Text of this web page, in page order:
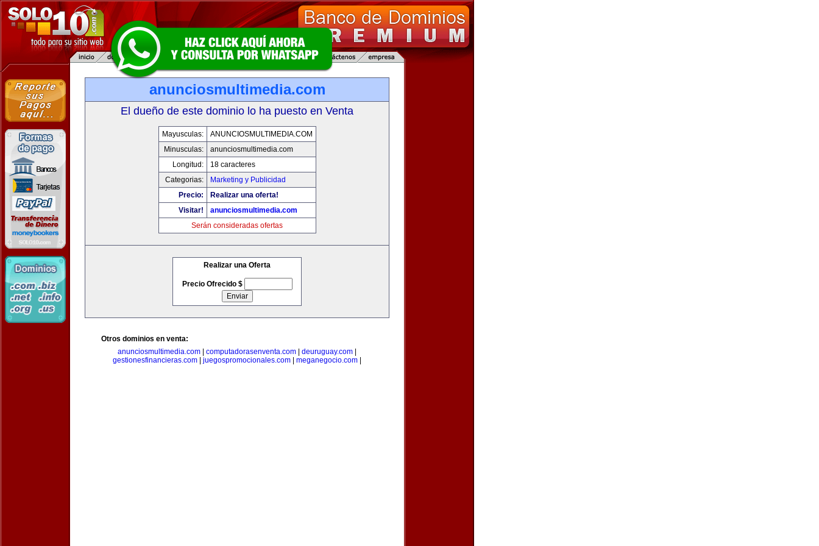
anunciosmultimedia.com
El dueño de este dominio lo ha puesto en Venta
Mayusculas:
ANUNCIOSMULTIMEDIA.COM
Minusculas:
anunciosmultimedia.com
Longitud:
18 caracteres
Categorias:
Marketing y Publicidad
Precio:
Realizar una oferta!
Visitar!
anunciosmultimedia.com
Serán consideradas ofertas
Realizar una Oferta
Precio Ofrecido $
Otros dominios en venta:
anunciosmultimedia.com
computadorasenventa.com deuruguay.com
gestionesfinancieras.com
juegospromocionales.com meganegocio.com